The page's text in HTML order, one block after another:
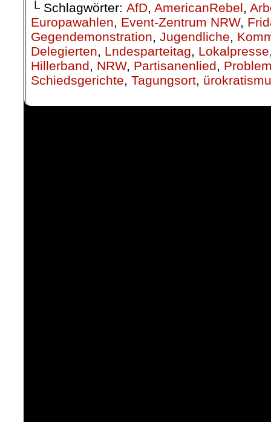
└ Schlagwörter: AfD, AmericanRebel,
Europawahlen, Event-Zentrum NRW,
Gegendemonstration, Jugendliche,
Delegierten, Lndesparteitag, Lokalpresse
Hillerband, NRW, Partisanenlied,
Schiedsgerichte, Tagungsort,